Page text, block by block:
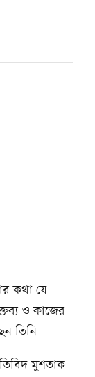
কথা যে
ও কাজের
তিনি।
মুশতাক